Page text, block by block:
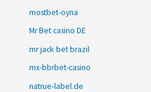
mostbet-oyna
Mr Bet casino DE
mr jack bet brazil
mx-bbrbet-casino
natrue-label.de